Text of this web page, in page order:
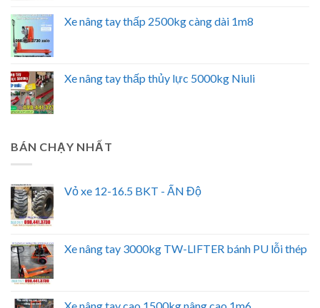
Xe nâng tay thấp 2500kg càng dài 1m8
Xe nâng tay thấp thủy lực 5000kg Niuli
BÁN CHẠY NHẤT
Vỏ xe 12-16.5 BKT - ẤN Độ
Xe nâng tay 3000kg TW-LIFTER bánh PU lỗi thép